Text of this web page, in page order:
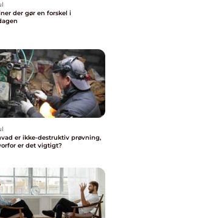
der gør en forskel i
er det vigtigt?